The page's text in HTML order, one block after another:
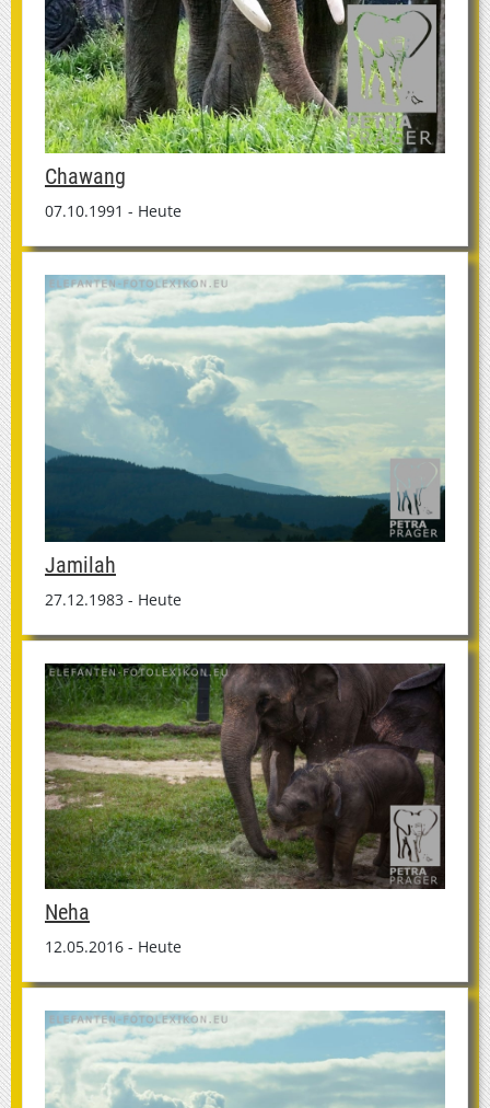
Chawang
07.10.1991 - Heute
Jamilah
27.12.1983 - Heute
Neha
12.05.2016 - Heute